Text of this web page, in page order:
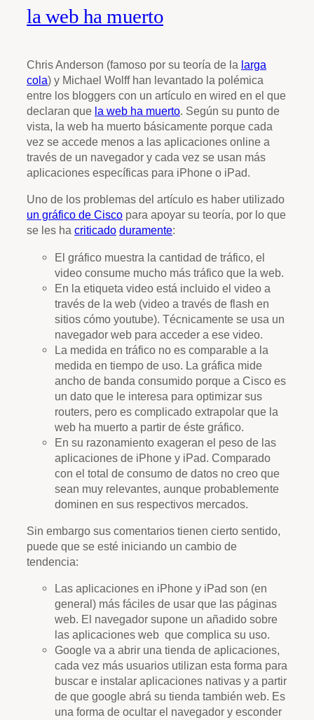
la web ha muerto
Chris Anderson (famoso por su teoría de la larga
cola) y Michael Wolff han levantado la polémica
entre los bloggers con un artículo en wired en el que
declaran que la web ha muerto. Según su punto de
vista, la web ha muerto básicamente porque cada
vez se accede menos a las aplicaciones online a
través de un navegador y cada vez se usan más
aplicaciones específicas para iPhone o iPad.
Uno de los problemas del artículo es haber utilizado
un gráfico de Cisco para apoyar su teoría, por lo que
se les ha criticado duramente:
El gráfico muestra la cantidad de tráfico, el
video consume mucho más tráfico que la web.
En la etiqueta video está incluido el video a
través de la web (video a través de flash en
sitios cómo youtube). Técnicamente se usa un
navegador web para acceder a ese video.
La medida en tráfico no es comparable a la
medida en tiempo de uso. La gráfica mide
ancho de banda consumido porque a Cisco es
un dato que le interesa para optimizar sus
routers, pero es complicado extrapolar que la
web ha muerto a partir de éste gráfico.
En su razonamiento exageran el peso de las
aplicaciones de iPhone y iPad. Comparado
con el total de consumo de datos no creo que
sean muy relevantes, aunque probablemente
dominen en sus respectivos mercados.
Sin embargo sus comentarios tienen cierto sentido,
puede que se esté iniciando un cambio de
tendencia:
Las aplicaciones en iPhone y iPad son (en
general) más fáciles de usar que las páginas
web. El navegador supone un añadido sobre
las aplicaciones web que complica su uso.
Google va a abrir una tienda de aplicaciones,
cada vez más usuarios utilizan esta forma para
buscar e instalar aplicaciones nativas y a partir
de que google abrá su tienda también web. Es
una forma de ocultar el navegador y esconder